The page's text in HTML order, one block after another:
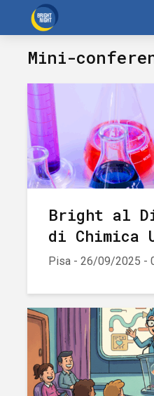
Mini-
Bright al
di Chimica
Pisa - 26/09/2025 -